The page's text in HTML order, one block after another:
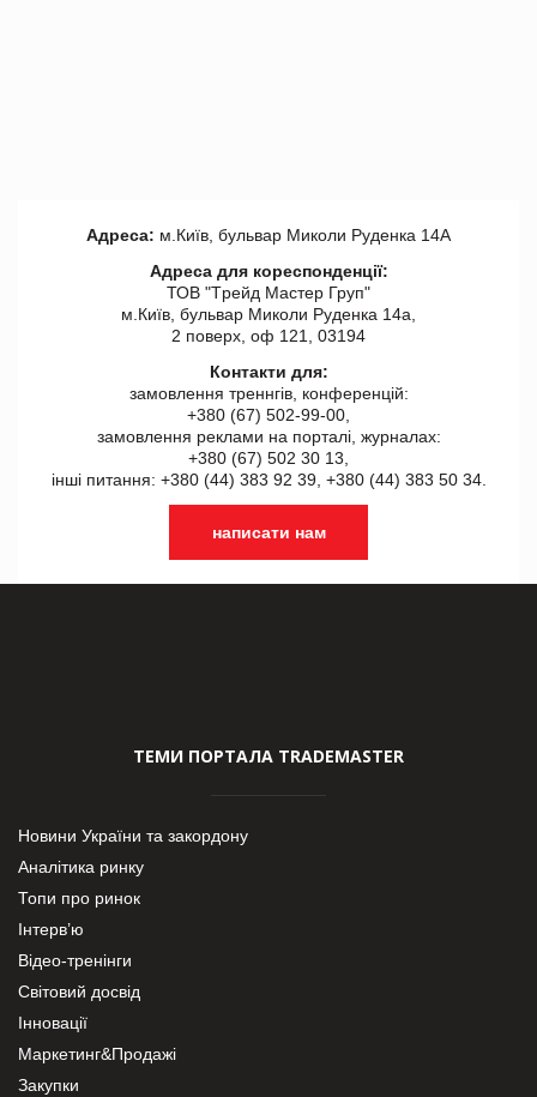
Адреса: м.Київ, бульвар Миколи Руденка 14А
Адреса для кореспонденції:
ТОВ "Tрейд Мастер Груп"
м.Київ, бульвар Миколи Руденка 14а,
2 поверх, оф 121, 03194
Контакти для:
замовлення треннгів, конференцій:
+380 (67) 502-99-00,
замовлення реклами на порталі, журналах:
+380 (67) 502 30 13,
інші питання: +380 (44) 383 92 39, +380 (44) 383 50 34.
написати нам
ТЕМИ ПОРТАЛА TRADEMASTER
Новини України та закордону
Аналітика ринку
Топи про ринок
Інтерв’ю
Відео-тренінги
Світовий досвід
Інновації
Маркетинг&Продажі
Закупки